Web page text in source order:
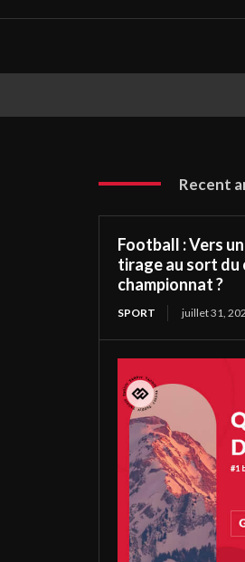
Recent
Football : Vers
tirage au sort du
championnat ?
SPORT juillet 31,